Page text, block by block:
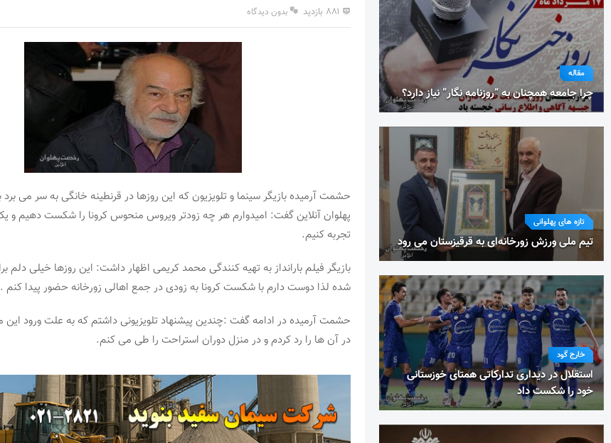
مقاله
چرا جامعه همچنان به “روزنامه نگار” نیاز دارد؟
تازه های پهلوانی
تیم ملی ورزش زورخانه‌ای به قرقیزستان می رود
خارج گود
استقلال در دیداری تدارکاتی همتای خوزستانی
خود را شکست داد
۸۸۱ بازدید بدون دیدگاه
حشمت آرمیده بازیگر سینما و تلویزیون که این روزها در قرنطینه خانگی به سر می
پهلوان آنلاین گفت: امیدوارم هر چه زودتر ویروس منحوس کرونا را شکست دهیم و
تجربه کنیم.
بازیگر فیلم بارانداز به تهیه کنندگی محمد کریمی اظهار داشت: این روزها خیلی
شده لذا دوست دارم با شکست کرونا به زودی در جمع اهالی زورخانه حضور پیدا کنم .
حشمت آرمیده در ادامه گفت :چندین پیشنهاد تلویزیونی داشتم که به علت ورود این
در آن ها را رد کردم و در منزل دوران استراحت را طی می کنم.